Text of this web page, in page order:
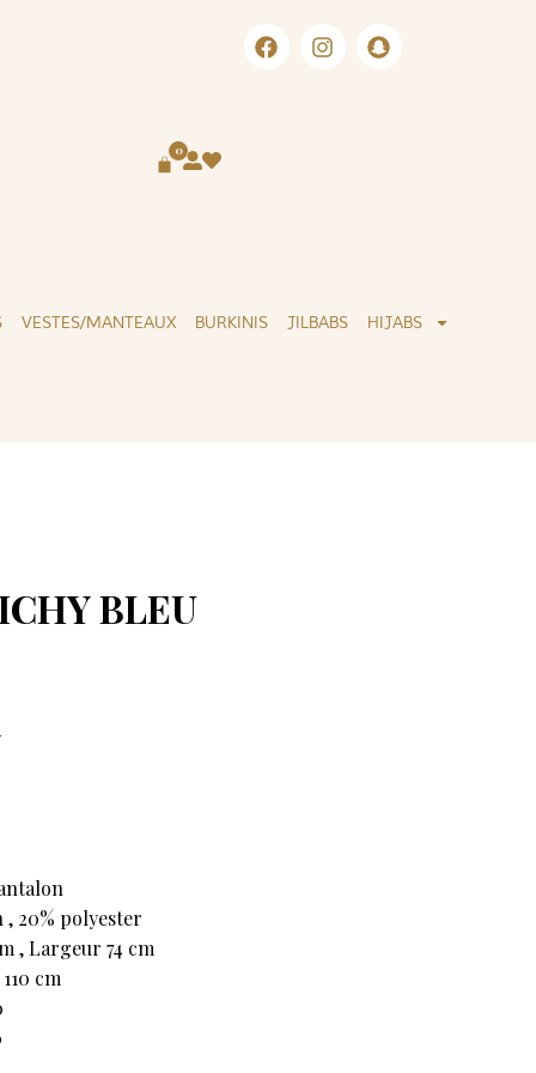
LIVRAISON INTERNATIONALE
0
VESTES/MANTEAUX BURKINIS JILBABS HIJABS
BLEU
20% polyester
, Largeur 74 cm
cm